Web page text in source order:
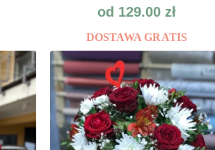
od 129.00 zł
DOSTAWA GRATIS